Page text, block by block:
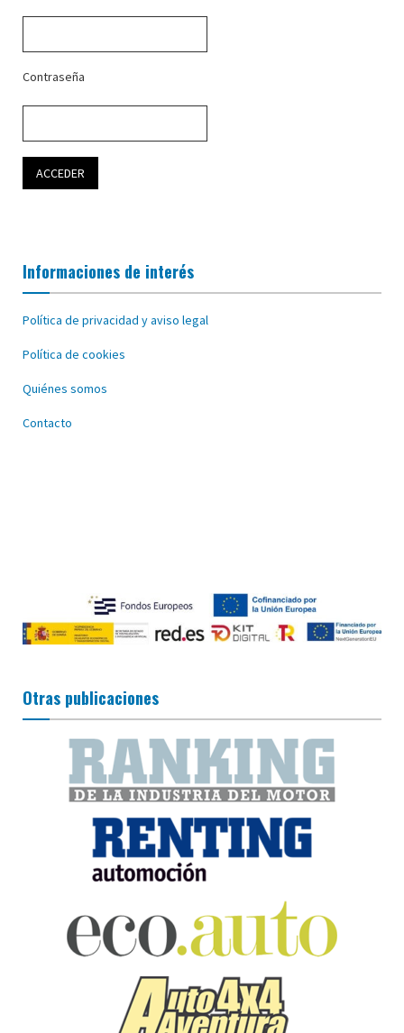
Contraseña
Informaciones de interés
Política de privacidad y aviso legal
Política de cookies
Quiénes somos
Contacto
Otras publicaciones